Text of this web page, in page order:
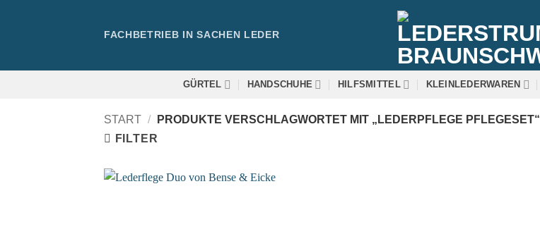
FACHBETRIEB IN SACHEN LEDER
GÜRTEL HANDSCHUHE HILFSMITTEL KLEINLEDERWAREN
START /
PRODUKTE VERSCHLAGWORTET MIT „LEDERPFLEGE PFLEGESET“
FILTER